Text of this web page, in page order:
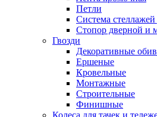
Петли
Система
Стопор дверной и
Гвозди
Декоративные
Ершеные
Кровельные
Монтажные
Строительные
Финишные
Колеса для тачек и